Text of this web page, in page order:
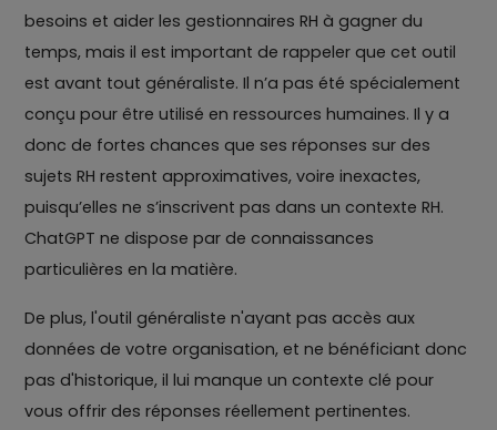
besoins et aider les gestionnaires RH à gagner du
temps, mais il est important de rappeler que cet outil
est avant tout généraliste. Il n’a pas été spécialement
conçu pour être utilisé en ressources humaines. Il y a
donc de fortes chances que ses réponses sur des
sujets RH restent approximatives, voire inexactes,
puisqu’elles ne s’inscrivent pas dans un contexte RH.
ChatGPT ne dispose par de connaissances
particulières en la matière.
De plus, l'outil généraliste n'ayant pas accès aux
données de votre organisation, et ne bénéficiant donc
pas d'historique, il lui manque un contexte clé pour
vous offrir des réponses réellement pertinentes.